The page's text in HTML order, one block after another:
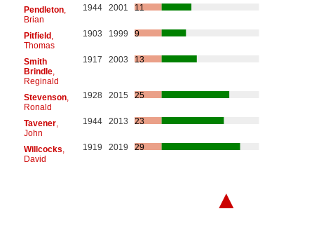
Pendleton,
Brian
1944 2001 11
Pitfield,
Thomas
1903 1999 9
Smith
Brindle,
Reginald
1917 2003 13
Stevenson,
Ronald
1928 2015 25
Tavener,
John
1944 2013 23
Willcocks
David
1919 2019 29
▲